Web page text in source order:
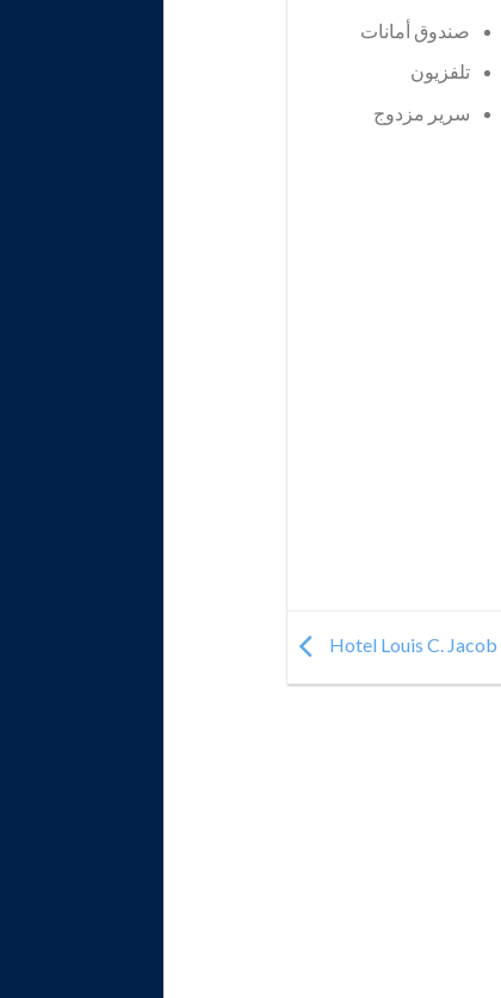
صندوق أمانات
تلفزيون
سرير مزدوج